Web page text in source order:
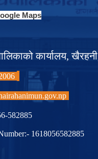
Maps
कार्यालय,
582885